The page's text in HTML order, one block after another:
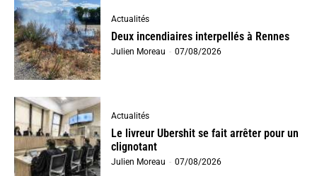
Actualités
Deux incendiaires interpellés à Rennes
Julien Moreau - 07/08/2026
Actualités
Le livreur Ubershit se fait arrêter pour un
clignotant
Julien Moreau - 07/08/2026